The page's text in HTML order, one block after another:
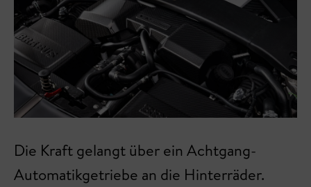
Die Kraft gelangt über ein Achtgang-
Automatikgetriebe an die Hinterräder.